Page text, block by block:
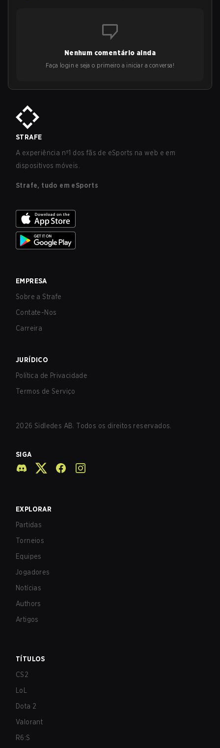
Nenhum comentário ainda
Faça login e seja o primeiro a iniciar a conversa!
STRAFE
A experiência nº1 dos fãs de eSports na web e em
dispositivos móveis.
Strafe, tudo em eSports
EMPRESA
Sobre a Strafe
Contate-Nos
Carreira
JURÍDICO
Política de Privacidade
Termos de Serviço
2026 Sidledes AB. Todos os direitos reservados.
SIGA
EXPLORAR
Partidas
Torneios
Equipes
Jogadores
Notícias
Authors
Artigos
TÍTULOS
CS2
LoL
Dota 2
Valorant
R6:S